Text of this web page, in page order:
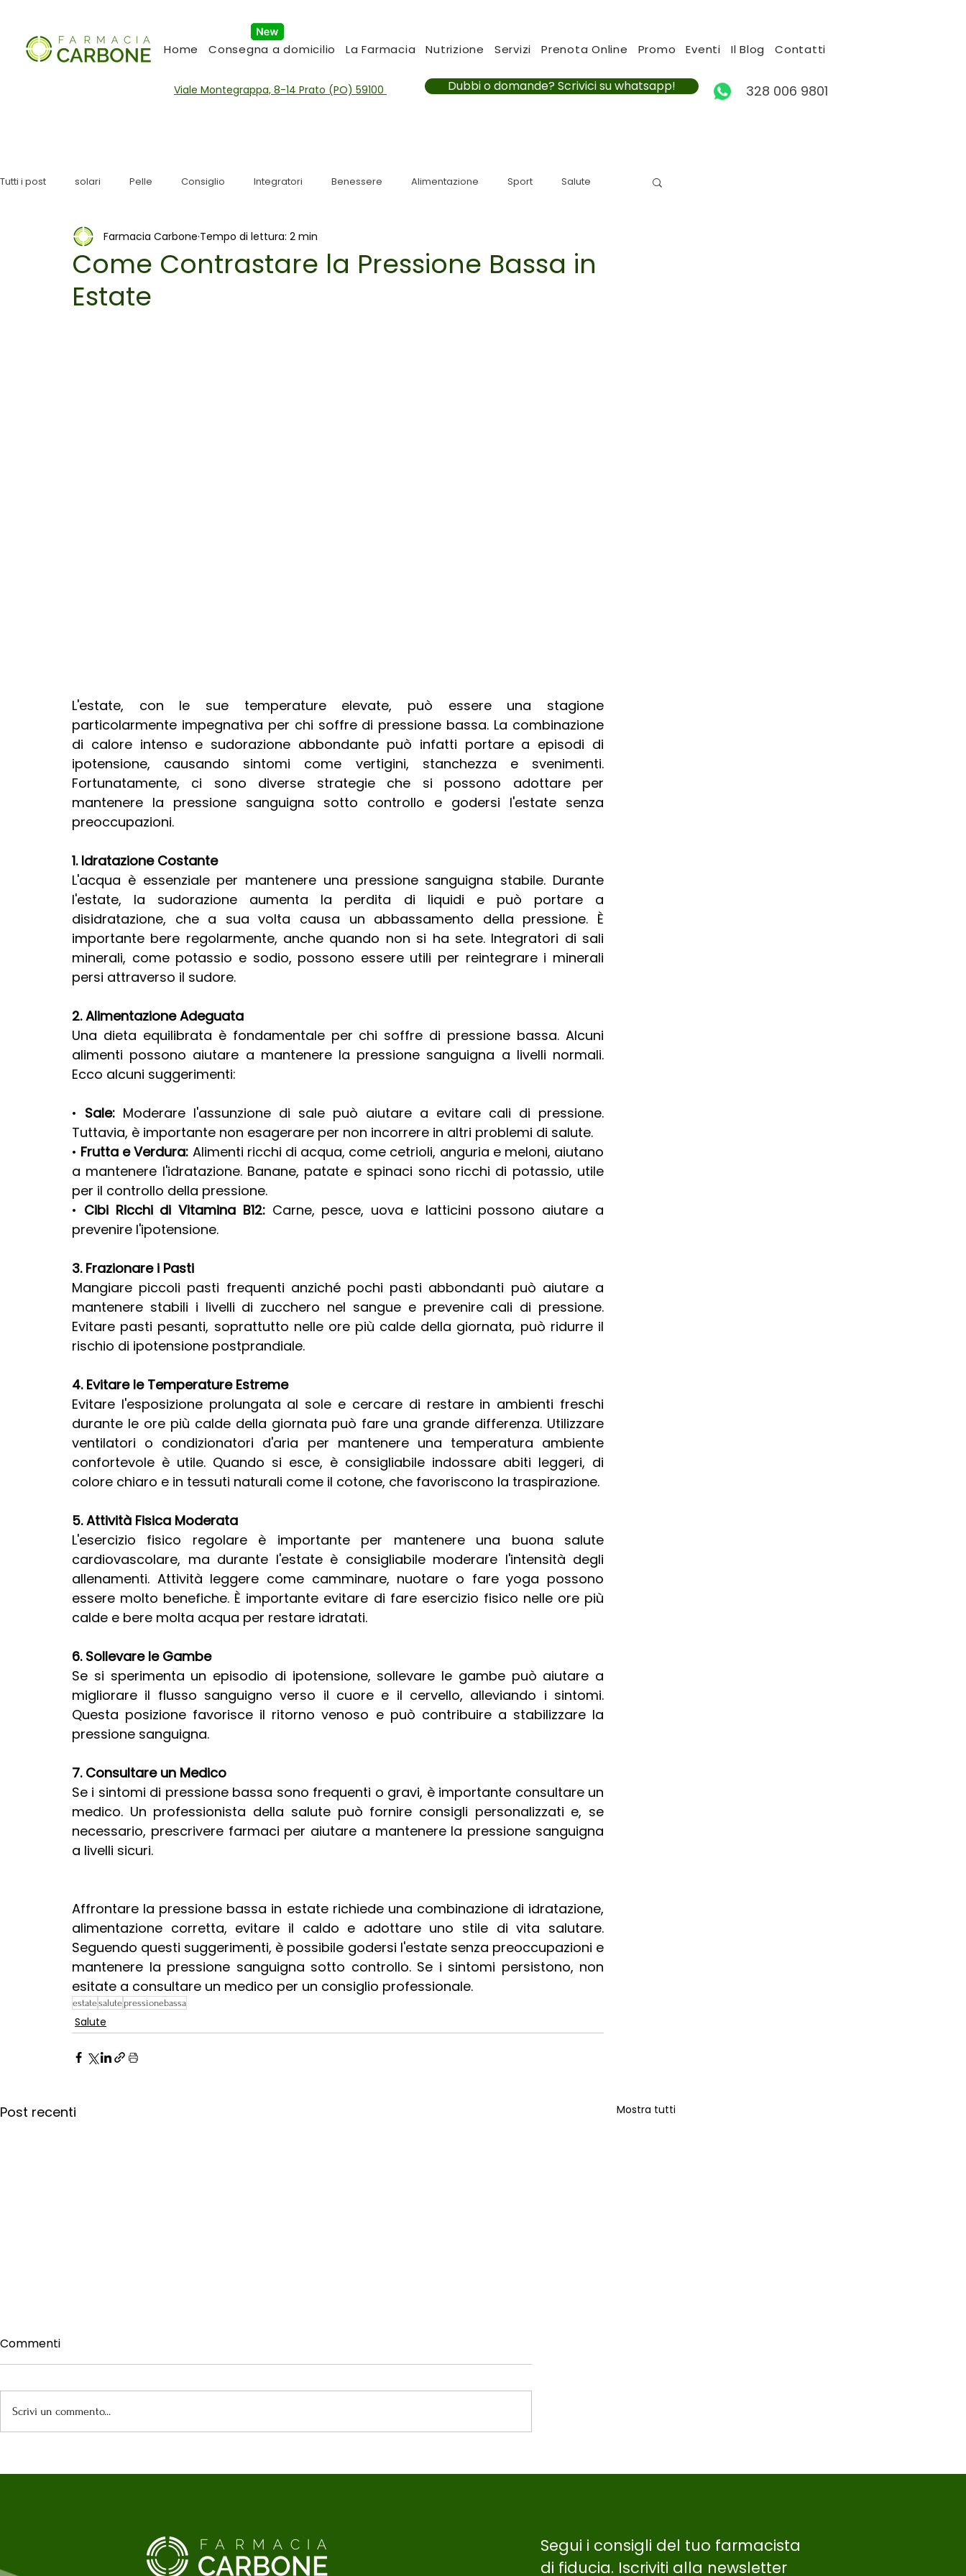
Home Consegna a domicilio La Farmacia Nutrizione Servizi Prenota Online Promo Eventi Il Blog Contatti
Viale Montegrappa, 8-14 Prato (PO) 59100 Dubbi o domande? Scrivici su whatsapp! 328 006 9801
Tutti i post solari Pelle Consiglio Integratori Benessere Alimentazione Sport Salute
Influenza Stagionale
Come Contrastare la Pressione Bassa in
Estate
Farmacia Carbone Tempo di lettura: 2 min
L'estate, con le sue temperature elevate, può essere una stagione
particolarmente impegnativa per chi soffre di pressione bassa. La combinazione
di calore intenso e sudorazione abbondante può infatti portare a episodi di
ipotensione, causando sintomi come vertigini, stanchezza e svenimenti.
Fortunatamente, ci sono diverse strategie che si possono adottare per
mantenere la pressione sanguigna sotto controllo e godersi l'estate senza
preoccupazioni.
1. Idratazione Costante
L'acqua è essenziale per mantenere una pressione sanguigna stabile. Durante
l'estate, la sudorazione aumenta la perdita di liquidi e può portare a
disidratazione, che a sua volta causa un abbassamento della pressione. È
importante bere regolarmente, anche quando non si ha sete. Integratori di sali
minerali, come potassio e sodio, possono essere utili per reintegrare i minerali
persi attraverso il sudore.
2. Alimentazione Adeguata
Una dieta equilibrata è fondamentale per chi soffre di pressione bassa. Alcuni
alimenti possono aiutare a mantenere la pressione sanguigna a livelli normali.
Ecco alcuni suggerimenti:
• Sale: Moderare l'assunzione di sale può aiutare a evitare cali di pressione.
Tuttavia, è importante non esagerare per non incorrere in altri problemi di salute.
• Frutta e Verdura: Alimenti ricchi di acqua, come cetrioli, anguria e meloni, aiutano
a mantenere l'idratazione. Banane, patate e spinaci sono ricchi di potassio, utile
per il controllo della pressione.
• Cibi Ricchi di Vitamina B12: Carne, pesce, uova e latticini possono aiutare a
prevenire l'ipotensione.
3. Frazionare i Pasti
Mangiare piccoli pasti frequenti anziché pochi pasti abbondanti può aiutare a
mantenere stabili i livelli di zucchero nel sangue e prevenire cali di pressione.
Evitare pasti pesanti, soprattutto nelle ore più calde della giornata, può ridurre il
rischio di ipotensione postprandiale.
4. Evitare le Temperature Estreme
Evitare l'esposizione prolungata al sole e cercare di restare in ambienti freschi
durante le ore più calde della giornata può fare una grande differenza. Utilizzare
ventilatori o condizionatori d'aria per mantenere una temperatura ambiente
confortevole è utile. Quando si esce, è consigliabile indossare abiti leggeri, di
colore chiaro e in tessuti naturali come il cotone, che favoriscono la traspirazione.
5. Attività Fisica Moderata
L'esercizio fisico regolare è importante per mantenere una buona salute
cardiovascolare, ma durante l'estate è consigliabile moderare l'intensità degli
allenamenti. Attività leggere come camminare, nuotare o fare yoga possono
essere molto benefiche. È importante evitare di fare esercizio fisico nelle ore più
calde e bere molta acqua per restare idratati.
6. Sollevare le Gambe
Se si sperimenta un episodio di ipotensione, sollevare le gambe può aiutare a
migliorare il flusso sanguigno verso il cuore e il cervello, alleviando i sintomi.
Questa posizione favorisce il ritorno venoso e può contribuire a stabilizzare la
pressione sanguigna.
7. Consultare un Medico
Se i sintomi di pressione bassa sono frequenti o gravi, è importante consultare un
medico. Un professionista della salute può fornire consigli personalizzati e, se
necessario, prescrivere farmaci per aiutare a mantenere la pressione sanguigna
a livelli sicuri.
Affrontare la pressione bassa in estate richiede una combinazione di idratazione,
alimentazione corretta, evitare il caldo e adottare uno stile di vita salutare.
Seguendo questi suggerimenti, è possibile godersi l'estate senza preoccupazioni e
mantenere la pressione sanguigna sotto controllo. Se i sintomi persistono, non
esitate a consultare un medico per un consiglio professionale.
estatesalute pressionebassa
Salute
Post recenti Mostra tutti
Trattarle e Curarle
Fototipo e Scegliere il
Commenti
Scrivi un commento...
Segui i consigli del tuo farmacista
di fiducia. Iscriviti alla newsletter